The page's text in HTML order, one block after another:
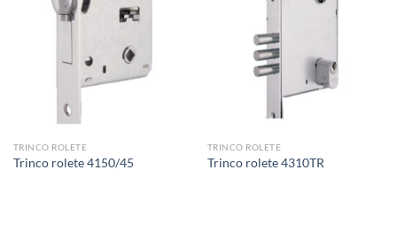
TRINCO ROLETE
Trinco rolete 4150/45
TRINCO ROLETE
Trinco rolete 4310TR